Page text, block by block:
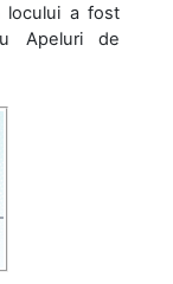
locului a fost
Apeluri de